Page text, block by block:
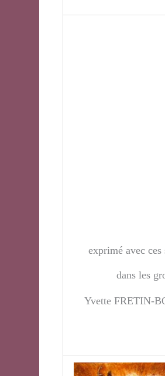
exprimé avec
dans les
Yvette FRETIN-